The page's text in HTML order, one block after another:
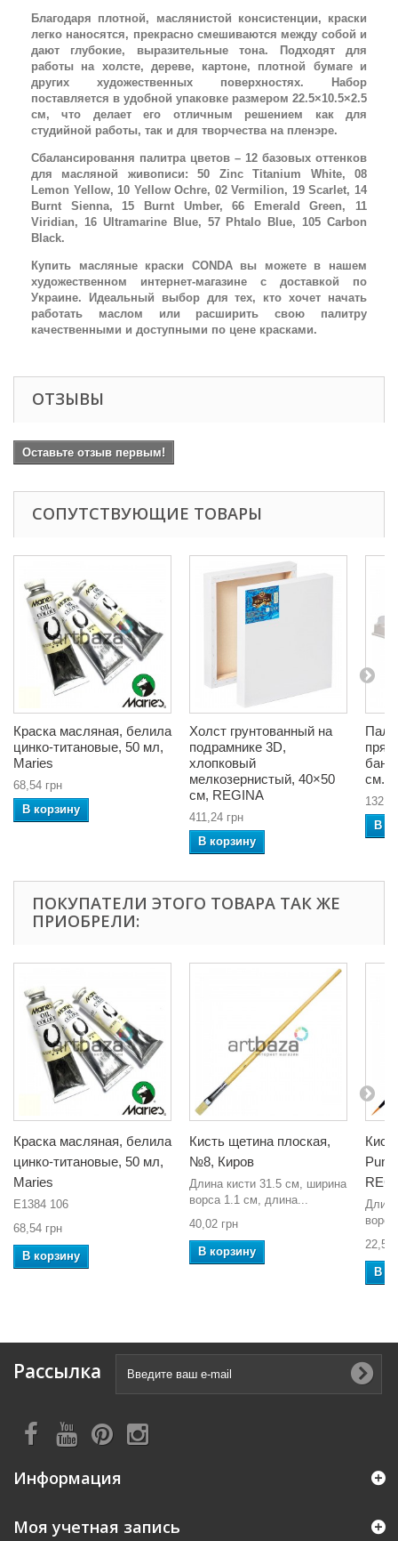
Благодаря плотной, маслянистой консистенции, краски
легко наносятся, прекрасно смешиваются между собой и
дают глубокие, выразительные тона. Подходят для
работы на холсте, дереве, картоне, плотной бумаге и
других художественных поверхностях. Набор
поставляется в удобной упаковке размером 22.5×10.5×2.5
см, что делает его отличным решением как для
студийной работы, так и для творчества на пленэре.
Сбалансировання палитра цветов – 12 базовых оттенков
для масляной живописи: 50 Zinc Titanium White, 08
Lemon Yellow, 10 Yellow Ochre, 02 Vermilion, 19 Scarlet, 14
Burnt Sienna, 15 Burnt Umber, 66 Emerald Green, 11
Viridian, 16 Ultramarine Blue, 57 Phtalo Blue, 105 Carbon
Black.
Купить масляные краски CONDA вы можете в нашем
художественном интернет-магазине с доставкой по
Украине. Идеальный выбор для тех, кто хочет начать
работать маслом или расширить свою палитру
качественными и доступными по цене красками.
ОТЗЫВЫ
Оставьте отзыв первым!
СОПУТСТВУЮЩИЕ ТОВАРЫ
Краска масляная, белила
цинко-титановые, 50 мл,
Maries
68,54 грн
В корзину
Холст грунтованный на
подрамнике 3D,
хлопковый
мелкозернистый, 40×50
см, REGINA
411,24 грн
В корзину
см.,
В
ПОКУПАТЕЛИ ЭТОГО ТОВАРА ТАК ЖЕ
ПРИОБРЕЛИ:
Краска масляная, белила
цинко-титановые, 50 мл,
Maries
E1384 106
68,54 грн
В корзину
Кисть щетина плоская,
№8, Киров
Длина кисти 31.5 см, ширина
ворса 1.1 см, длина...
40,02 грн
В корзину
22,54
В
Рассылка
Информация
Моя учетная запись